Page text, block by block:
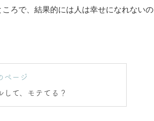
ろで、結果的には人は幸せになれないの
ページ
して、モテてる？